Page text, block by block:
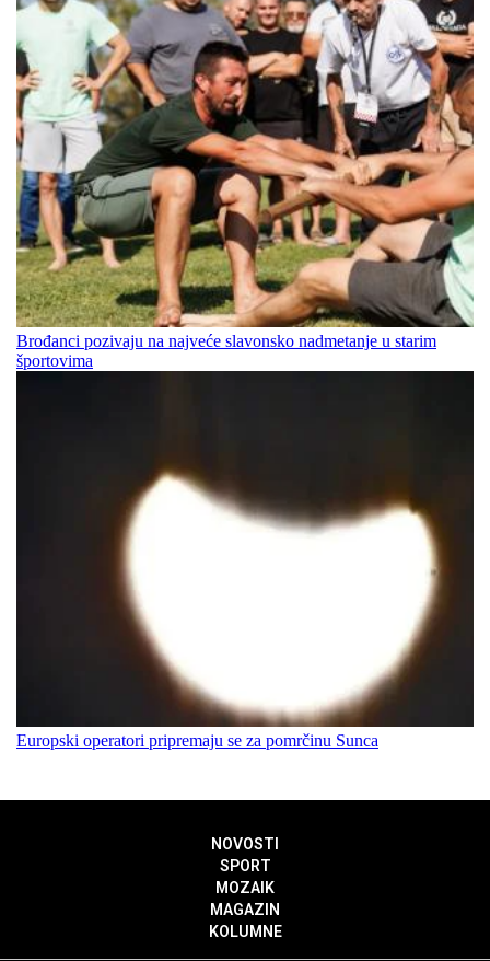
Brođanci pozivaju na najveće slavonsko nadmetanje u starim
športovima
Europski operatori pripremaju se za pomrčinu Sunca
NOVOSTI
SPORT
MOZAIK
MAGAZIN
KOLUMNE